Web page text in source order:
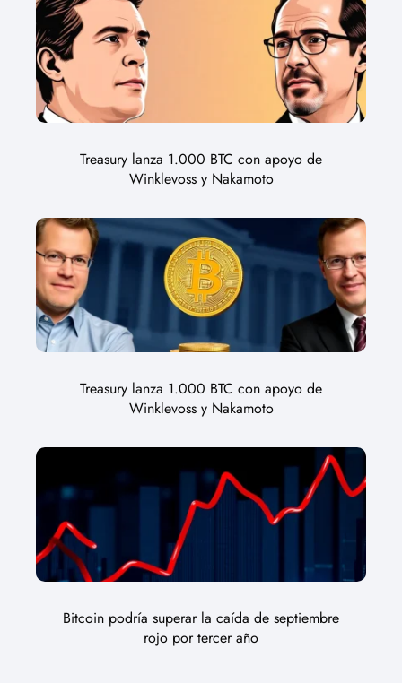
Treasury lanza 1.000 BTC con apoyo de
Winklevoss y Nakamoto
Treasury lanza 1.000 BTC con apoyo de
Winklevoss y Nakamoto
Bitcoin podría superar la caída de septiembre
rojo por tercer año